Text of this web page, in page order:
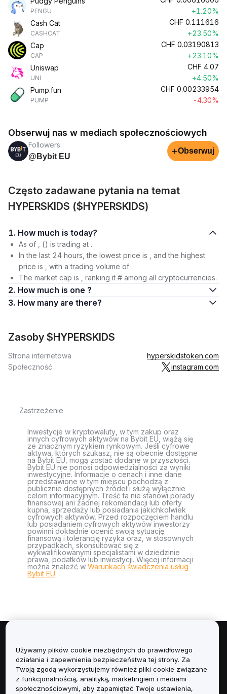
PENGU
+1.20%
Cash Cat
CASHCAT
CHF 0.111616
+23.50%
Cap
CAP
CHF 0.03190813
+23.10%
Uniswap
UNI
CHF 4.07
+4.50%
Pump.fun
PUMP
CHF 0.00233954
-4.30%
Obserwuj nas w mediach społecznościowych
Followers
@Bybit EU
+Obserwuj
Często zadawane pytania na temat
HYPERSKIDS ($HYPERSKIDS)
1. How much is today?
As of , () is trading at .
In the last 24 hours, the lowest price is , and the highest
price is , with a trading volume of .
The market cap is , ranking it # among all cryptocurrencies.
2. How much is one ?
3. How many are there?
Zasoby $HYPERSKIDS
Strona internetowa
hyperskidstoken.com
Społeczność
instagram.com
Zastrzeżenie
Inwestycje w kryptowaluty, w tym zakup oraz
innych cyfrowych aktywów na Bybit EU, wiążą się
ze znacznym ryzykiem rynkowym. Jeśli cyfrowe
aktywa, których szukasz, nie są obecnie dostępne
na Bybit EU, mogą zostać dodane w przyszłości.
Bybit EU nie ponosi odpowiedzialności za wyniki
inwestycyjne. Informacje o cenach i inne dane
przedstawione w tym miejscu pochodzą z
publicznie dostępnych źródeł i służą wyłącznie
celom informacyjnym. Treść ta nie stanowi porady
finansowej ani żadnej rekomendacji lub oferty
kupna, sprzedaży lub posiadania jakichkolwiek
cyfrowych aktywów. Przed rozpoczęciem handlu
lub posiadaniem cyfrowych aktywów inwestorzy
powinni dokładnie ocenić swoją sytuację
finansową i tolerancję ryzyka oraz, w stosownych
przypadkach, skonsultować się z
wykwalifikowanymi specjalistami w dziedzinie
prawa, podatków lub inwestycji. Więcej informacji
można znaleźć w Warunkach świadczenia usług
Bybit EU.
Informacje
Usługi
Używamy plików cookie niezbędnych do prawidłowego
działania i zapewnienia bezpieczeństwa tej strony. Za
Twoją zgodą wykorzystujemy również pliki cookie związane
z funkcjonalnością, analityką, marketingiem i mediami
społecznościowymi, aby zapamiętać Twoje ustawienia,